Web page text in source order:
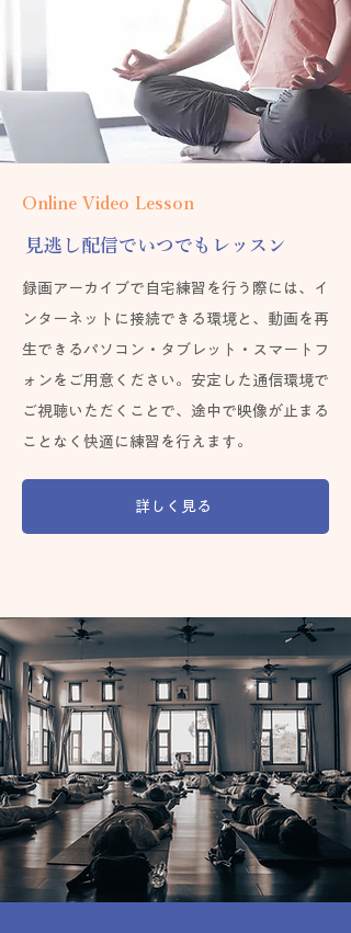
Online Video Lesson
見逃し配信でいつでもレッスン
録画アーカイブで自宅練習を行う際には、イ
ンターネットに接続できる環境と、動画を再
生できるパソコン・タブレット・スマートフ
ォンをご用意ください。安定した通信環境で
ご視聴いただくことで、途中で映像が止まる
ことなく快適に練習を行えます。
詳しく見る